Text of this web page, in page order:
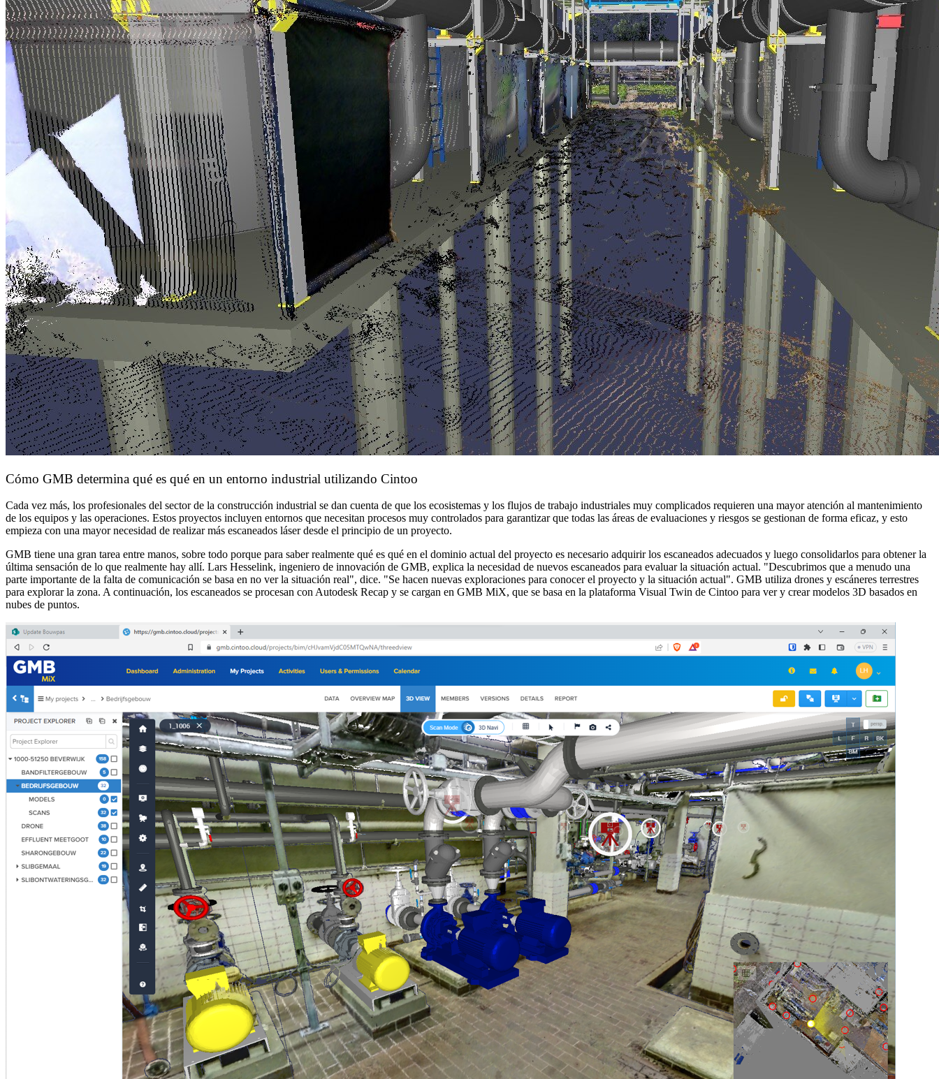
Cómo GMB determina qué es qué en un entorno industrial utilizando Cintoo
Cada vez más, los profesionales del sector de la construcción industrial se dan cuenta de que los ecosistemas y los flujos de trabajo industriales muy complicados requieren una mayor atención al mantenimiento
de los equipos y las operaciones. Estos proyectos incluyen entornos que necesitan procesos muy controlados para garantizar que todas las áreas de evaluaciones y riesgos se gestionan de forma eficaz, y esto
empieza con una mayor necesidad de realizar más escaneados láser desde el principio de un proyecto.
GMB tiene una gran tarea entre manos, sobre todo porque para saber realmente qué es qué en el dominio actual del proyecto es necesario adquirir los escaneados adecuados y luego consolidarlos para obtener la
última sensación de lo que realmente hay allí. Lars Hesselink, ingeniero de innovación de GMB, explica la necesidad de nuevos escaneados para evaluar la situación actual. "Descubrimos que a menudo una
parte importante de la falta de comunicación se basa en no ver la situación real", dice. "Se hacen nuevas exploraciones para conocer el proyecto y la situación actual". GMB utiliza drones y escáneres terrestres
para explorar la zona. A continuación, los escaneados se procesan con Autodesk Recap y se cargan en GMB MiX, que se basa en la plataforma Visual Twin de Cintoo para ver y crear modelos 3D basados en
nubes de puntos.